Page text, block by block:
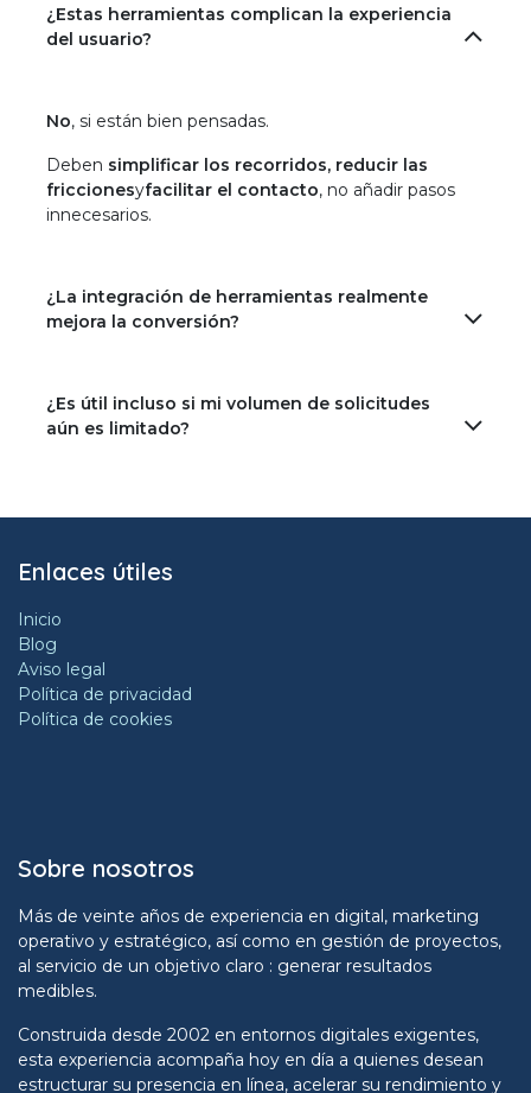
¿Estas herramientas complican la experiencia
del usuario?
No, si están bien pensadas.
Deben simplificar los recorridos, reducir las
friccionesyfacilitar el contacto, no añadir pasos
innecesarios.
¿La integración de herramientas realmente
mejora la conversión?
¿Es útil incluso si mi volumen de solicitudes
aún es limitado?
Enlaces útiles
Inicio
Blog
Aviso legal
Política de privacidad
Política de cookies
Sobre nosotros
Más de veinte años de experiencia en digital, marketing
operativo y estratégico, así como en gestión de proyectos,
al servicio de un objetivo claro : generar resultados
medibles.
Construida desde 2002 en entornos digitales exigentes,
esta experiencia acompaña hoy en día a quienes desean
estructurar su presencia en línea, acelerar su rendimiento y